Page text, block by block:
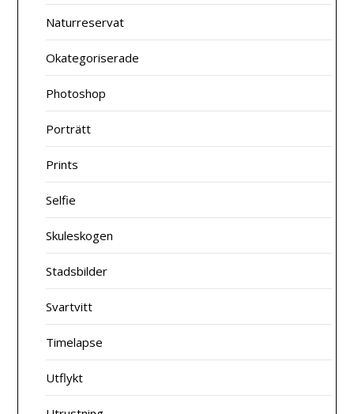
Naturreservat
Okategoriserade
Photoshop
Porträtt
Prints
Selfie
Skuleskogen
Stadsbilder
Svartvitt
Timelapse
Utflykt